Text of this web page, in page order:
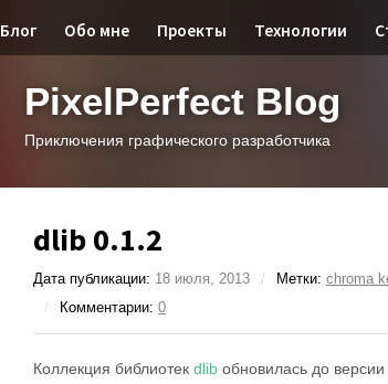
Блог Обо мне Проекты Технологии
PixelPerfect Blog
Приключения графического разработчика
dlib 0.1.2
Дата публикации: 18 июля, 2013 / Метки: chroma
/
Комментарии: 0
Коллекция библиотек dlib обновилась до